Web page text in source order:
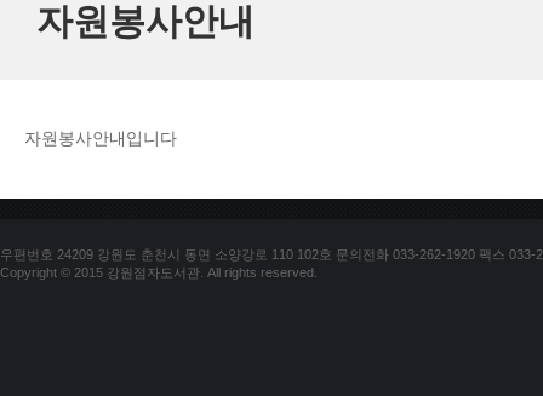
자원봉사안내
자원봉사안내입니다
우편번호 24209 강원도 춘천시 동면 소양강로 110 102호 문의전화 033-262-1920 팩스 033-
Copyright © 2015 강원점자도서관. All rights reserved.